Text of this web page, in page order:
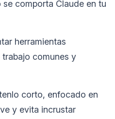
comporta Claude en tu
herramientas
comunes y
corto, enfocado en
y evita incrustar